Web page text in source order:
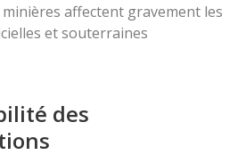
minières affectent gravement les
et souterraines
des